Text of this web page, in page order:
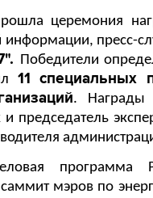
церемония
информации, пресс-
Победители
11 специальных
. Награды
председатель
программа
мэров по